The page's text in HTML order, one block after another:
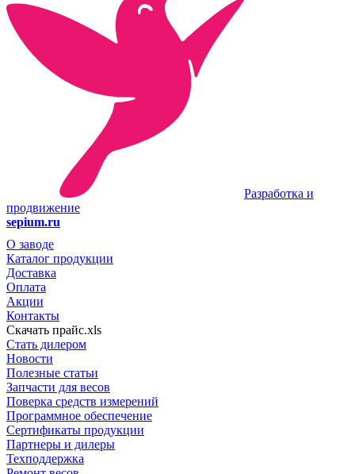
Разработка и
продвижение
sepium.ru
О заводе
Каталог продукции
Доставка
Оплата
Акции
Контакты
Скачать прайс.xls
Стать дилером
Новости
Полезные статьи
Запчасти для весов
Поверка средств измерений
Программное обеспечение
Сертификаты продукции
Партнеры и дилеры
Техподдержка